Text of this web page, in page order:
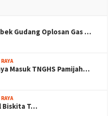
Gudang Oplosan Gas …
Masuk TNGHS Pamijah…
Biskita T…